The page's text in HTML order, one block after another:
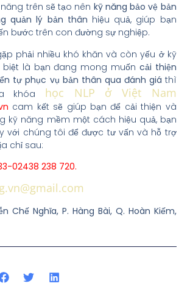
trên sẽ tạo nên kỹ năng bảo vệ bản
quản lý bản thân hiệu quả, giúp bạn
bước trên con đường sự nghiệp.
phải nhiều khó khăn và còn yếu ở kỹ
là bạn đang mong muốn cải thiện
tự phục vụ bản thân qua đánh giá thì
khóa học NLP ở Việt Nam
cam kết sẽ giúp bạn để cải thiện và
kỹ năng mềm một cách hiệu quả, bạn
với chúng tôi để được tư vấn và hỗ trợ
chỉ sau:
02438 238 720.
Chế Nghĩa, P. Hàng Bài, Q. Hoàn Kiếm,